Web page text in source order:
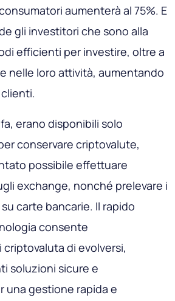
aumenterà al 75%. E
gli investitori che sono alla
efficienti per investire, oltre a
nelle loro attività, aumentando
erano disponibili solo
conservare criptovalute,
possibile effettuare
exchange, nonché prelevare i
carte bancarie. Il rapido
consente
di evolversi,
soluzioni sicure e
una gestione rapida e